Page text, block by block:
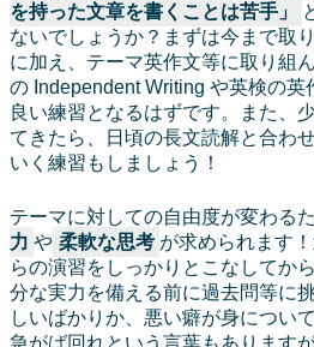
を持った文章を書くことは苦手」
ないでしょうか？まずは今まで取
に加え、テーマ英作文等に取り組
の Independent Writing や英検の
良い練習となるはずです。また、
てきたら、日頃の長文読解と合わ
いく練習もしましょう！
テーマに対しての自由度が変わる
力 や 柔軟な思考 が求められます
らの演習をしっかりとこなしてか
分な実力を備える前に過去問等に
しいばかりか、悪い癖が身につい